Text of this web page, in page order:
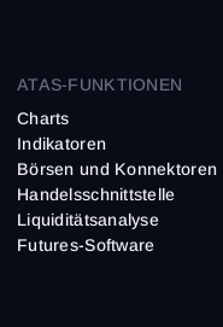
ATAS-FUNKTIONEN
Charts
Indikatoren
Börsen und Konnektoren
Handelsschnittstelle
Liquiditätsanalyse
Futures-Software